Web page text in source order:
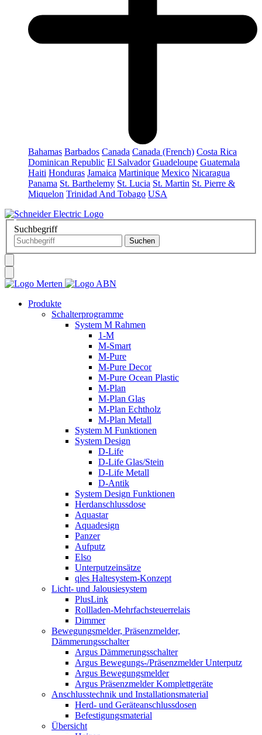
Bahamas Barbados Canada Canada (French) Costa Rica
Dominican Republic El Salvador Guadeloupe Guatemala
Haiti Honduras Jamaica Martinique Mexico Nicaragua
Panama St. Barthelemy St. Lucia St. Martin St. Pierre &
Miquelon Trinidad And Tobago USA
Suchbegriff
Produkte
Schalterprogramme
System M Rahmen
1-M
M-Smart
M-Pure
M-Pure Decor
M-Pure Ocean Plastic
M-Plan
M-Plan Glas
M-Plan Echtholz
M-Plan Metall
System M Funktionen
System Design
D-Life
D-Life Glas/Stein
D-Life Metall
D-Antik
System Design Funktionen
Herdanschlussdose
Aquastar
Aquadesign
Panzer
Aufputz
Elso
Unterputzeinsätze
qles Haltesystem-Konzept
Licht- und Jalousiesystem
PlusLink
Rollladen-Mehrfachsteuerrelais
Dimmer
Bewegungsmelder, Präsenzmelder,
Dämmerungsschalter
Argus Dämmerungsschalter
Argus Bewegungs-/Präsenzmelder Unterputz
Argus Bewegungsmelder
Argus Präsenzmelder Komplettgeräte
Anschlusstechnik und Installationsmaterial
Herd- und Geräteanschlussdosen
Befestigungsmaterial
Übersicht